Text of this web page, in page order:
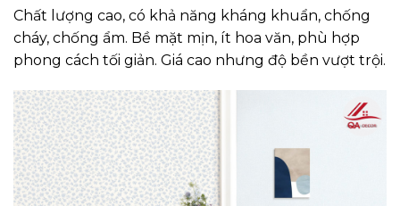
Chất lượng cao, có khả năng kháng khuẩn, chống
cháy, chống ẩm. Bề mặt mịn, ít hoa văn, phù hợp
phong cách tối giản. Giá cao nhưng độ bền vượt trội.